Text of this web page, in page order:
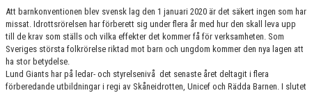
BOKNING
Att barnkonventionen blev svensk lag den 1 januari 2020 är det säkert ingen som har
missat. Idrottsrörelsen har förberett sig under flera år med hur den skall leva upp
till de krav som ställs och vilka effekter det kommer få för verksamheten. Som
Sveriges största folkrörelse riktad mot barn och ungdom kommer den nya lagen att
ha stor betydelse.
Lund Giants har på ledar- och styrelsenivå det senaste året deltagit i flera
förberedande utbildningar i regi av Skåneidrotten, Unicef och Rädda Barnen. I slutet